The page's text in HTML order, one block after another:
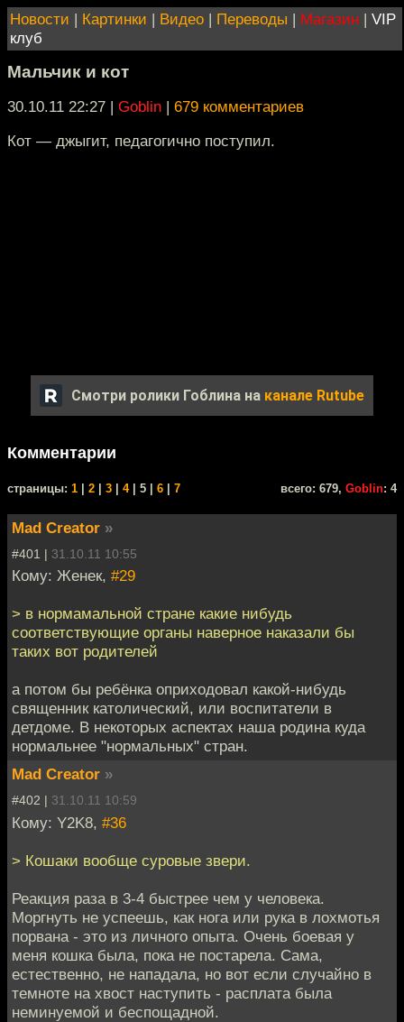
Новости | Картинки | Видео | Переводы | Магазин | VIP
клуб
Мальчик и кот
30.10.11 22:27 | Goblin | 679 комментариев
Кот — джыгит, педагогично поступил.
Смотри ролики Гоблина на канале Rutube
Комментарии
cтраницы: 1 2 3 4| 5 | 6 7 всего: 679, Goblin: 4
Mad Creator »
#401 | 31.10.11 10:55
Кому: Женек, #29
> в нормамальной стране какие нибудь
соответствующие органы наверное наказали бы
таких вот родителей
а потом бы ребёнка оприходовал какой-нибудь
священник католический, или воспитатели в
детдоме. В некоторых аспектах наша родина куда
нормальнее "нормальных" стран.
Mad Creator »
#402 | 31.10.11 10:59
Кому: Y2K8, #36
> Кошаки вообще суровые звери.
Реакция раза в 3-4 быстрее чем у человека.
Моргнуть не успеешь, как нога или рука в лохмотья
порвана - это из личного опыта. Очень боевая у
меня кошка была, пока не постарела. Сама,
естественно, не нападала, но вот если случайно в
темноте на хвост наступить - расплата была
неминуемой и беспощадной.